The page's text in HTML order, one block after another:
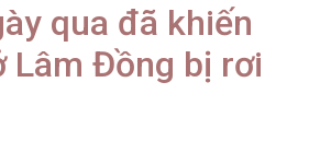
qua đã khiến
Lâm Đồng bị rơi